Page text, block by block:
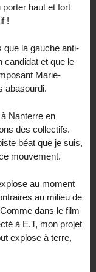
porter haut et fort
!
que la gauche anti-
candidat et que le
Marie-
abasourdi.
Nanterre en
des collectifs.
béat que je suis,
mouvement.
au moment
au milieu de
dans le film
à E.T, mon projet
explose à terre,